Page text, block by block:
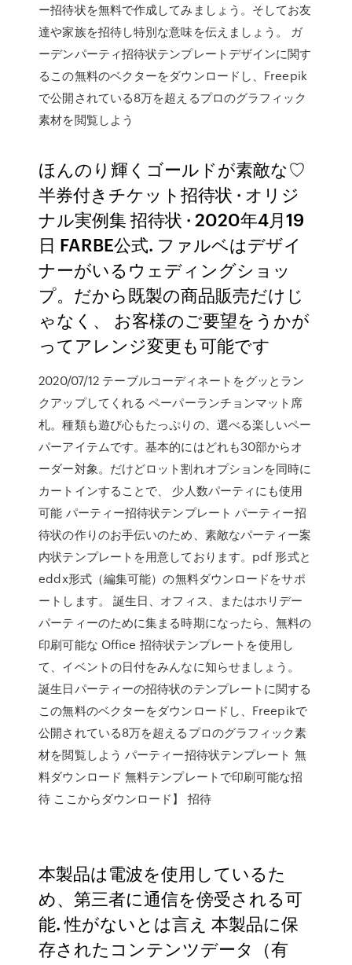
ー招待状を無料で作成してみましょう。そしてお友
達や家族を招待し特別な意味を伝えましょう。 ガ
ーデンパーティ招待状テンプレートデザインに関す
るこの無料のベクターをダウンロードし、Freepik
で公開されている8万を超えるプロのグラフィック
素材を閲覧しよう
ほんのり輝くゴールドが素敵な♡
半券付きチケット招待状 · オリジ
ナル実例集 招待状 · 2020年4月19
日 FARBE公式. ファルベはデザイ
ナーがいるウェディングショッ
プ。だから既製の商品販売だけじ
ゃなく、 お客様のご要望をうかが
ってアレンジ変更も可能です
2020/07/12 テーブルコーディネートをグッとラン
クアップしてくれる ペーパーランチョンマット席
札。種類も遊び心もたっぷりの、選べる楽しいペー
パーアイテムです。基本的にはどれも30部からオ
ーダー対象。だけどロット割れオプションを同時に
カートインすることで、 少人数パーティにも使用
可能 パーティー招待状テンプレート パーティー招
待状の作りのお手伝いのため、素敵なパーティー案
内状テンプレートを用意しております。pdf 形式と
eddx形式（編集可能）の無料ダウンロードをサポ
ートします。 誕生日、オフィス、またはホリデー
パーティーのために集まる時期になったら、無料の
印刷可能な Office 招待状テンプレートを使用し
て、イベントの日付をみんなに知らせましょう。
誕生日パーティーの招待状のテンプレートに関する
この無料のベクターをダウンロードし、Freepikで
公開されている8万を超えるプロのグラフィック素
材を閲覧しよう パーティー招待状テンプレート 無
料ダウンロード 無料テンプレートで印刷可能な招
待 ここからダウンロード】 招待
本製品は電波を使用しているた
め、第三者に通信を傍受される可
能. 性がないとは言え 本製品に保
存されたコンテンツデータ（有